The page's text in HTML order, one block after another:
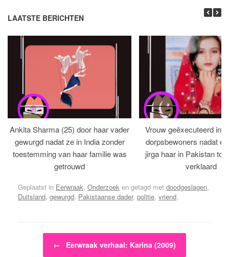
LAATSTE BERICHTEN
Ankita Sharma (25) door haar vader
gewurgd nadat ze in India zonder
toestemming van haar familie was
getrouwd
Vrouw geëxecuteerd in
dorpsbewoners nadat
jirga haar in Pakistan tot
verklaard
Geplaatst in Eerwraak, Onderzoek en getagd met doodgeslagen,
Duitsland, gewurgd, Pakistaanse dader, politie, vriend.
Bericht navigatie
← Eerwraak verhaal: Karina (2009)